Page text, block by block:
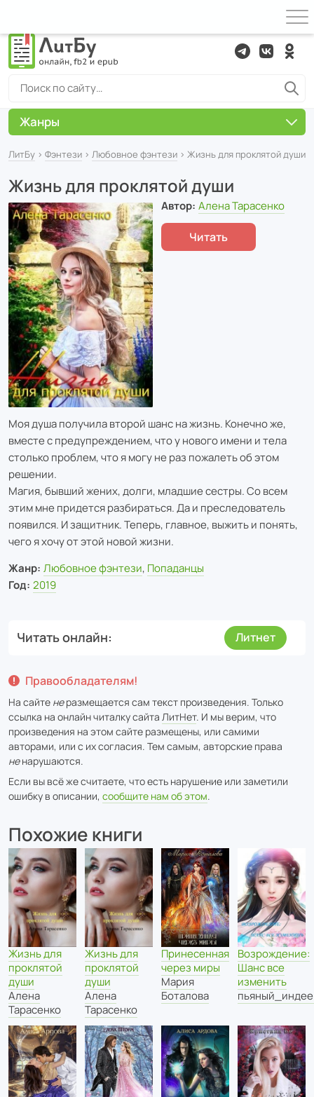
ЛитБу › Фэнтези › Любовное фэнтези › Жизнь для проклятой души
Жизнь для проклятой души
Автор: Алена Тарасенко
Читать
Моя душа получила второй шанс на жизнь. Конечно же,
вместе с предупреждением, что у нового имени и тела
столько проблем, что я могу не раз пожалеть об этом
решении.
Магия, бывший жених, долги, младшие сестры. Со всем
этим мне придется разбираться. Да и преследователь
появился. И защитник. Теперь, главное, выжить и понять,
чего я хочу от этой новой жизни.
Жанр: Любовное фэнтези, Попаданцы
Год: 2019
Читать онлайн Литнет
Правообладателям!
На сайте неразмещается сам текст произведения. Только
ссылка на онлайн читалку сайта ЛитНет. И мы верим, что
произведения на этом сайте размещены, или самими
авторами, или с их согласия. Тем самым, авторские права
ненарушаются.
Если вы всё же считаете, что есть нарушение или заметили
ошибку в описании, сообщите нам об этом.
Похожие книги
Жизнь для
проклятой
души
Алена
Тарасенко
Жизнь для
проклятой
души
Алена
Тарасенко
Принесенная
через миры
Мария
Боталова
Возрождение:
Шанс все
изменить
Жанры